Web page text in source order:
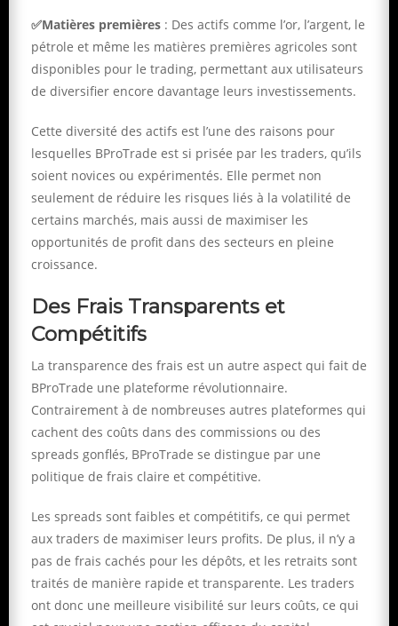
✅Matières premières : Des actifs comme l’or, l’argent, le
pétrole et même les matières premières agricoles sont
disponibles pour le trading, permettant aux utilisateurs
de diversifier encore davantage leurs investissements.
Cette diversité des actifs est l’une des raisons pour
lesquelles BProTrade est si prisée par les traders, qu’ils
soient novices ou expérimentés. Elle permet non
seulement de réduire les risques liés à la volatilité de
certains marchés, mais aussi de maximiser les
opportunités de profit dans des secteurs en pleine
croissance.
Des Frais Transparents et
Compétitifs
La transparence des frais est un autre aspect qui fait de
BProTrade une plateforme révolutionnaire.
Contrairement à de nombreuses autres plateformes qui
cachent des coûts dans des commissions ou des
spreads gonflés, BProTrade se distingue par une
politique de frais claire et compétitive.
Les spreads sont faibles et compétitifs, ce qui permet
aux traders de maximiser leurs profits. De plus, il n’y a
pas de frais cachés pour les dépôts, et les retraits sont
traités de manière rapide et transparente. Les traders
ont donc une meilleure visibilité sur leurs coûts, ce qui